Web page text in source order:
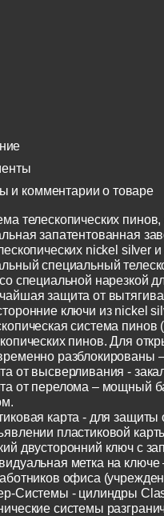
и комментарии о товаре
телескопических
запатентованная
nickel
специальный
специальной нарезкой
защита от
ключи из nickel
система
пинов. Для
разблокированы
от высверливания -
от перелома – мощный
карта - для защиты
пластиковой
двусторонний ключ с
метка на
офиса
Системы - цилиндры
системы